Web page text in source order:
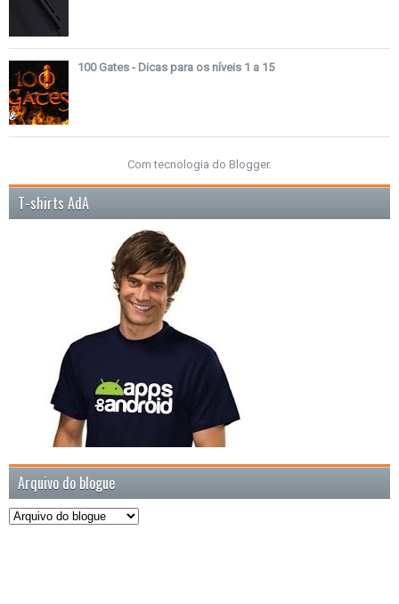
100 Gates - Dicas para os níveis 1 a 15
Com tecnologia do Blogger.
T-shirts AdA
Arquivo do blogue